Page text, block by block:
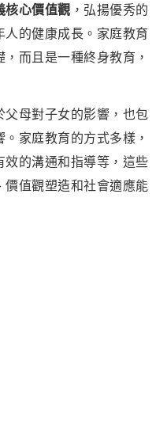
核心價值觀 ，弘揚優秀的
的健康成長。家庭教育
而且是一種終身教育，
母對子女的影響，也包
家庭教育的方式多樣，
的溝通和指導等，這些
值觀塑造和社會適應能